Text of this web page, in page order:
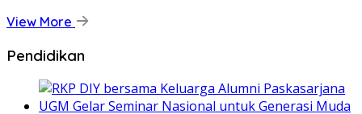
View More
Pendidikan